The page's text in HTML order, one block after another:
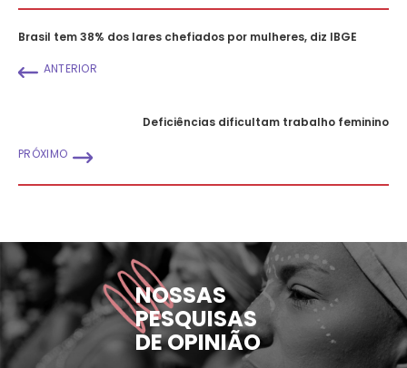
Brasil tem 38% dos lares chefiados por mulheres, diz IBGE
ANTERIOR
Deficiências dificultam trabalho feminino
PRÓXIMO
NOSSAS
PESQUISAS
DE OPINIÃO